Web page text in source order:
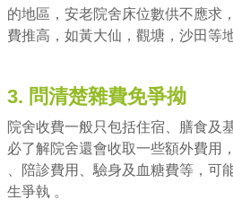
的地區，安老院舍床位數供不應求
費推高，如黃大仙，觀塘，沙田等
3. 問清楚雜費免爭拗
院舍收費一般只包括住宿、膳食及
必了解院舍還會收取一些額外費用
、陪診費用、驗身及血糖費等，可
生爭執 。